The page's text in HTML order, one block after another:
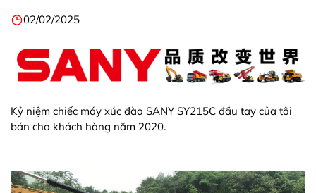
02/02/2025
Kỷ niệm chiếc máy xúc đào SANY SY215C đầu tay của tôi
bán cho khách hàng năm 2020.